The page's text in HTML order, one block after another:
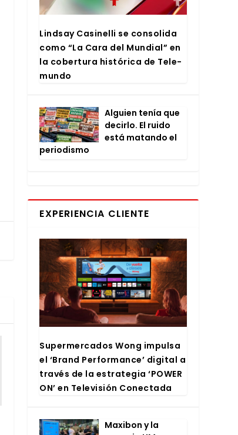
Lind­say Casi­ne­lli se con­so­li­da
como “La Cara del Mun­dial” en
la cober­tu­ra his­tó­ri­ca de Tele­
mun­do
Alguien tenía que
decir­lo. El rui­do
está matan­do el
perio­dis­mo
EXPERIENCIA CLIENTE
Super­mer­ca­dos Wong impul­sa
el ‘Brand Per­for­man­ce’ digi­tal a
tra­vés de la estra­te­gia ‘POWER
ON’ en Tele­vi­sión Conec­ta­da
Maxi­bon y la